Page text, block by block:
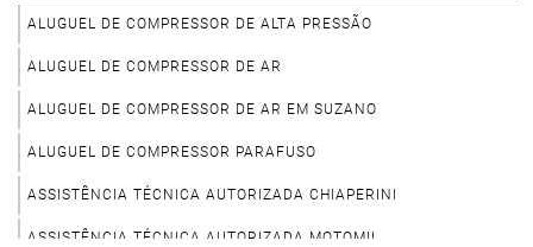
ALUGUEL DE COMPRESSOR DE ALTA PRESSÃO
ALUGUEL DE COMPRESSOR DE AR
ALUGUEL DE COMPRESSOR DE AR EM SUZANO
ALUGUEL DE COMPRESSOR PARAFUSO
ASSISTÊNCIA TÉCNICA AUTORIZADA CHIAPERINI
ASSISTÊNCIA TÉCNICA AUTORIZADA MOTOMIL